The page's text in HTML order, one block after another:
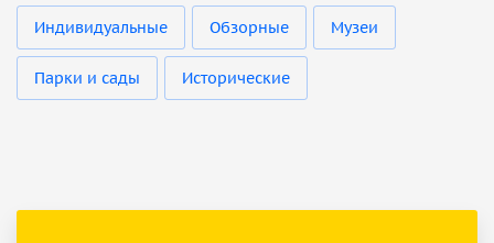
Индивидуальные Обзорные Музеи
Парки и сады Исторические